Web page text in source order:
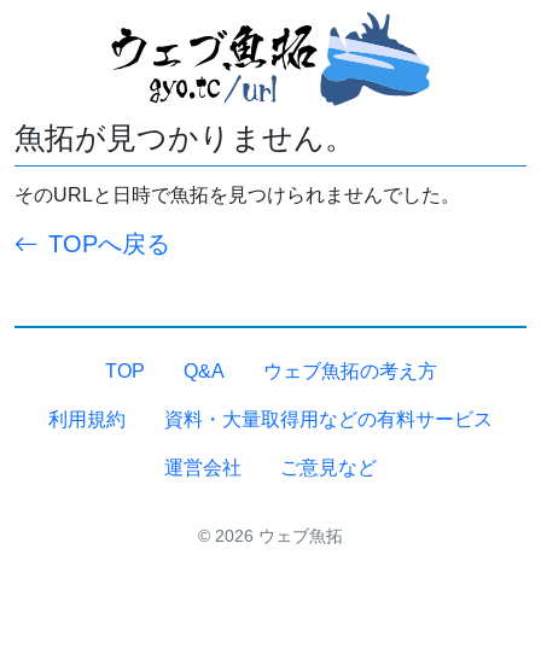
魚拓が見つかりません。
そのURLと日時で魚拓を見つけられませんでした。
TOPへ戻る
TOP Q&A ウェブ魚拓の考え方
利用規約 資料・大量取得用などの有料サービス
運営会社 ご意見など
© 2026 ウェブ魚拓